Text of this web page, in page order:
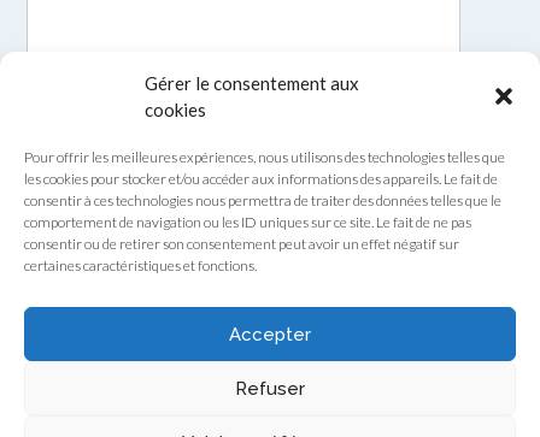
Gérer le consentement aux
cookies
Pour offrir les meilleures expériences, nous utilisons des technologies telles que
les cookies pour stocker et/ou accéder aux informations des appareils. Le fait de
consentir à ces technologies nous permettra de traiter des données telles que le
comportement de navigation ou les ID uniques sur ce site. Le fait de ne pas
consentir ou de retirer son consentement peut avoir un effet négatif sur
certaines caractéristiques et fonctions.
Accepter
Refuser